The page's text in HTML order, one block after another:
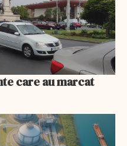
care au marcat